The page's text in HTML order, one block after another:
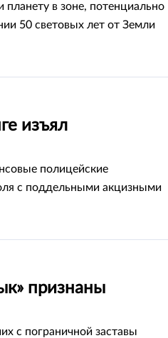
в зоне, потенциально
50 световых лет от Земли
изъял
полицейские
с поддельными акцизными
признаны
с пограничной заставы